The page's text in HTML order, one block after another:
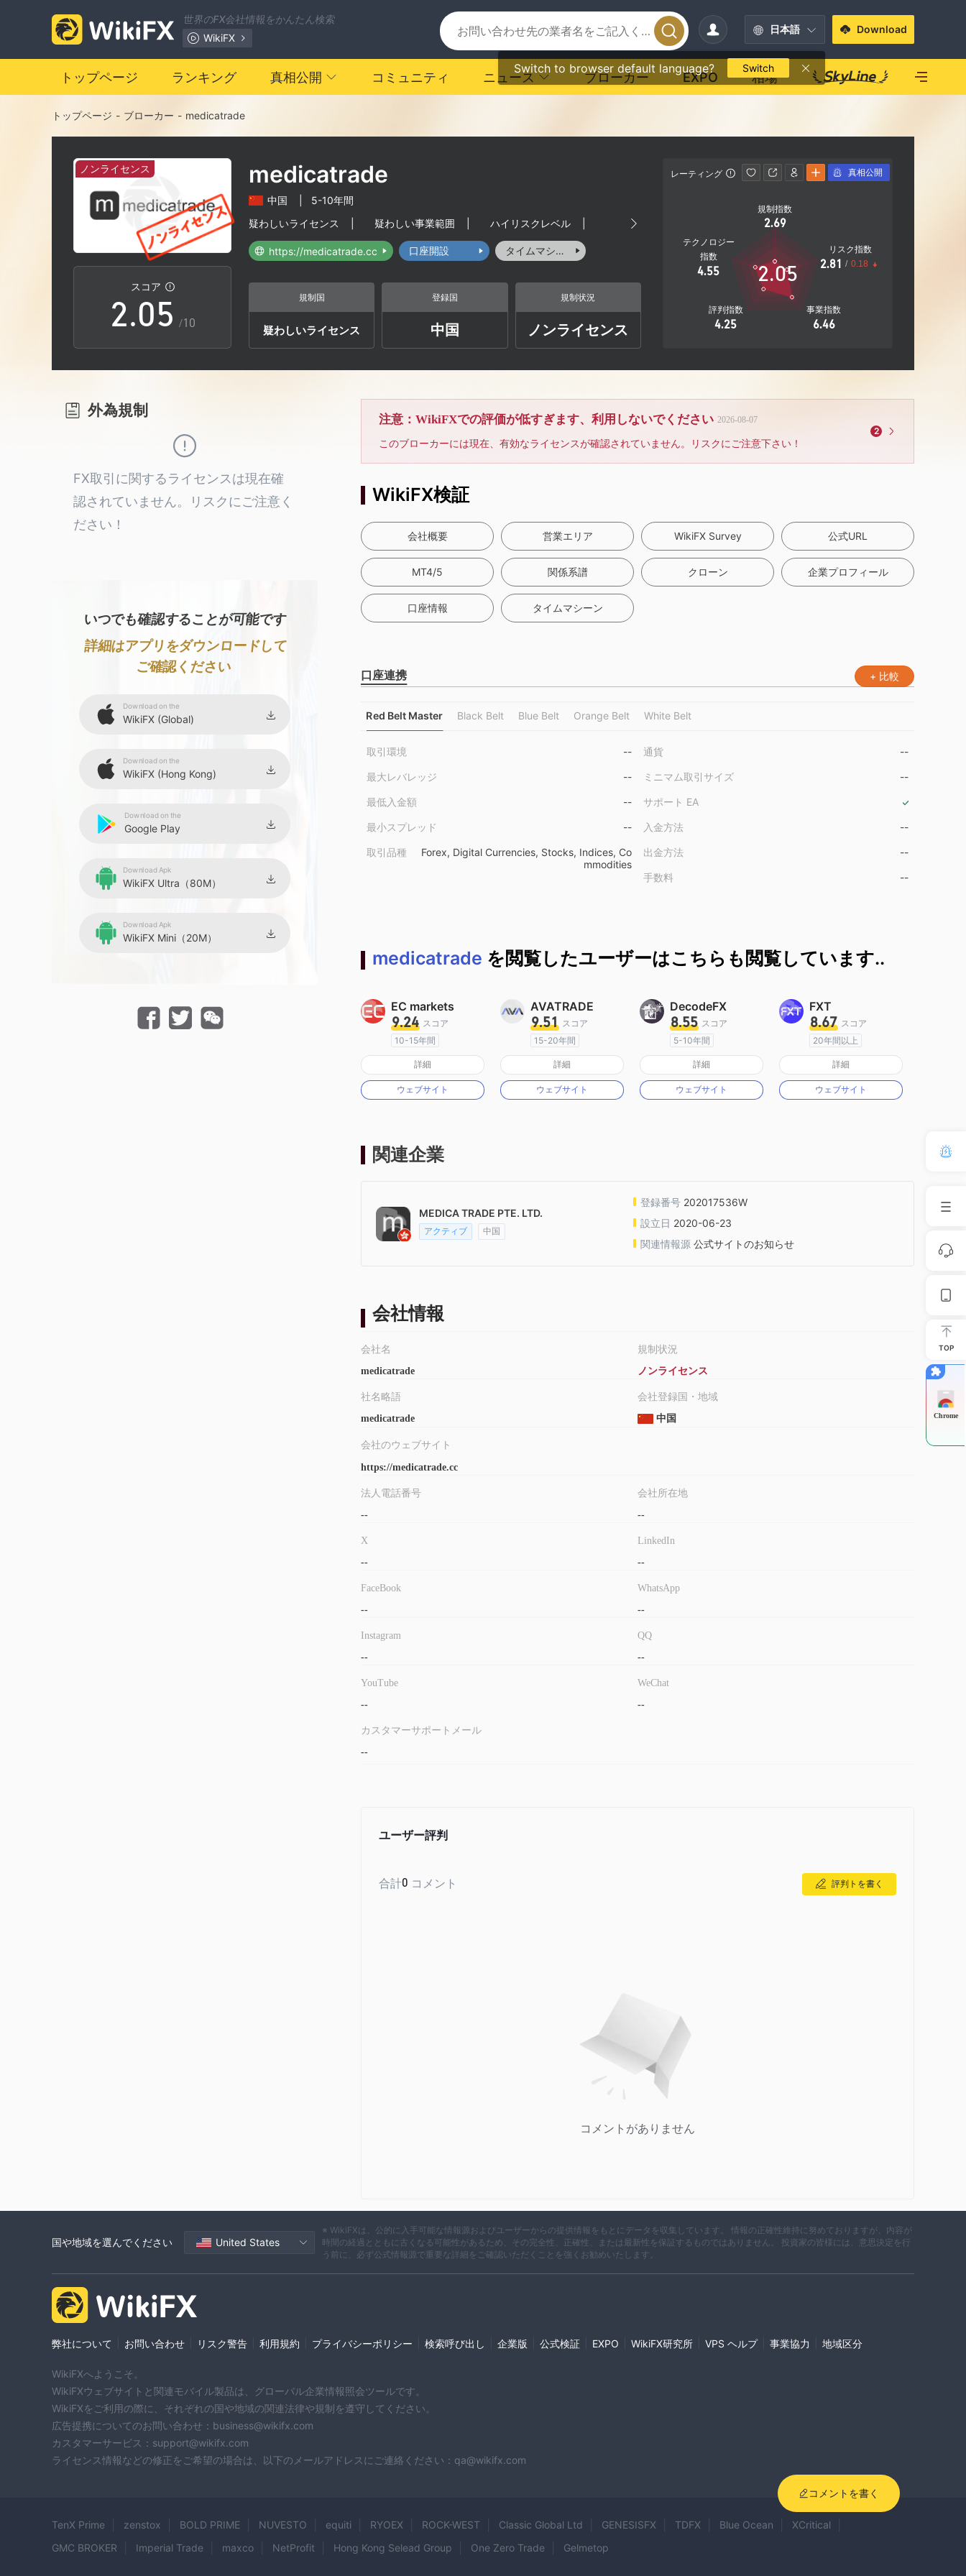
世界のFX会社情報をかんたん検索
WikiFX
日本語
Switch to browser default language? Switch
Download
トップページ ランキング 真相公開 コミュニティ ニュース ブローカー EXPO 相場
トップページ - ブローカー - medicatrade
ノンライセンス
スコア
0
1
2
3
4
6
7
9
.0
1
2
4
5
7
8
0
1
2
3
4
5
6
8
9
/10
medicatrade
中国
5-10年間
疑わしいライセンス
疑わしい事業範囲 ハイリスクレベル
https://medicatrade.cc 口座開設 タイムマシーン
規制国
疑わしいライセンス
登録国
中国
規制状況
ノンライセンス
レーティング
規制指数
2.69
テクノロジー
指数
4.55
評判指数
4.25
事業指数
6.46
リスク指数
2.81 / 0.18
2.05
真相公開
外為規制
FX取引に関するライセンスは現在確
認されていません。リスクにご注意く
ださい！
いつでも確認することが可能です
詳細はアプリをダウンロードして
ご確認ください
Download on the
WikiFX (Global)
Download on the
WikiFX (Hong Kong)
Download on the
Google Play
Download Apk
WikiFX Ultra（80M）
Download Apk
WikiFX Mini（20M）
注意：WikiFXでの評価が低すぎます、利用しないでください 2026-08-07
このブローカーには現在、有効なライセンスが確認されていません。リスクにご注意下さい！
2
WikiFX検証
会社概要 営業エリア WikiFX Survey 公式URL
MT4/5 関係系譜 クローン 企業プロフィール
口座情報 タイムマシーン
口座連携 + 比較
Red Belt Master Black Belt Blue Belt Orange Belt White Belt
取引環境 --
最大レバレッジ --
最低入金額 --
最小スプレッド --
取引品種
Forex, Digital Currencies, Stocks, Indices, Co
mmodities
通貨 --
ミニマム取引サイズ --
サポート EA
入金方法 --
出金方法 --
手数料 --
medicatrade を閲覧したユーザーはこちらも閲覧しています..
EC markets
9.24 スコア
10-15年間
オーストラリア規制
マーケットメイキングライセンス（MM）
詳細
ウェブサイト
AVATRADE
9.51 スコア
15-20年間
オーストラリア規制
マーケットメイキングライセンス（MM）
詳細
ウェブサイト
DecodeFX
8.55 スコア
5-10年間
オーストラリア規制
マーケットメイキングライセンス（MM）
詳細
ウェブサイト
FXT
8.67 スコア
20年間以上
オーストラリア規制
マーケットメイキングライセンス（MM）
詳細
ウェブサイト
関連企業
MEDICA TRADE PTE. LTD.
アクティブ 中国
登録番号 202017536W
設立日 2020-06-23
関連情報源 公式サイトのお知らせ
会社情報
会社名
medicatrade
社名略語
medicatrade
規制状況
ノンライセンス
会社登録国・地域
中国
会社のウェブサイト
https://medicatrade.cc
法人電話番号
--
X
--
FaceBook
--
Instagram
--
YouTube
--
会社所在地
--
LinkedIn
--
WhatsApp
--
QQ
--
WeChat
--
カスタマーサポートメール
--
ユーザー評判
合計0 コメント 評判トを書く
コメントがありません
コメントを書く
TOP
Chrome
国や地域を選んでください United States
※ WikiFXは、公的に入手可能な情報源およびユーザーからの提供情報をもとにデータを収集しています。 情報の正確性維持に努めておりますが、内容が
時間の経過とともに古くなる可能性があるため、その完全性、正確性、または最新性を保証するものではありません。 投資家の皆様には、意思決定を行
う前に、必ず公式情報源で重要な詳細をご確認いただくことを強くお勧めいたします。
弊社について お問い合わせ リスク警告 利用規約 プライバシーポリシー 検索呼び出し 企業版 公式検証 EXPO WikiFX研究所 VPS ヘルプ 事業協力 地域区分
WikiFXへようこそ。
WikiFXウェブサイトと関連モバイル製品は、グローバル企業情報照会ツールです。
WikiFXをご利用の際に、それぞれの国や地域の関連法律や規制を遵守してください。
広告提携についてのお問い合わせ：business@wikifx.com
カスタマーサービス：support@wikifx.com
ライセンス情報などの修正をご希望の場合は、以下のメールアドレスにご連絡ください：qa@wikifx.com
TenX Prime zenstox BOLD PRIME NUVESTO equiti RYOEX ROCK-WEST Classic Global Ltd GENESISFX TDFX Blue Ocean
XCritical
GMC BROKER
Imperial Trade maxco NetProfit Hong Kong Selead Group One Zero Trade Gelmetop